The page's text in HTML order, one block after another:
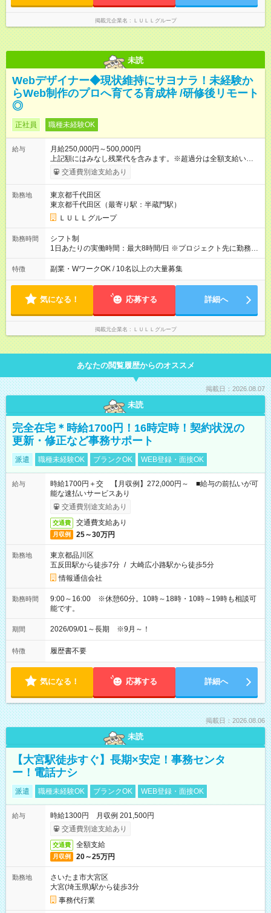
なし残業代を含みます。※超過分は全額支給いたします。 みな
別途支給いたします ※研修期間中（最大12ヶ月間）も、試用期
掲載元企業名 ＬＵＬＬグループ
未読
Webデザイナー◆現状維持にサヨナラ！未経験か
らWeb制作のプロへ育てる育成枠 /研修後リモート
◎
正社員 職種未経験OK
給与
月給250,000円～500,000円
上記額にはみなし残業代を含みます。※超過分は全額支給いたし
ます。 みなし残業代 21,675円／月 みなし残業時間 12時間／月 -
------------------------------------------------------- ≪経験者の方は以下と
万円～＋業績賞与＋交通費＋各種手当 ※固定残業代（30時間/6
万6，610円分）を含む。超過分は追加支給いたします 能力やス
キルを考慮し初任給を決定。経験者の方は前給考慮も可能で
す！ ◎昇給年1回（研修終了後） ◎賞与年2回（2月・8月）＋業
績賞与あり ◤スキルアップも、収入アップも。◢ 入社後の成長
や頑張りは、しっかり給与で還元しています。 実際にほぼ全員
上アップした社員も。 エンジニアへの還元率は業界高水準の
87％。 スキルを磨いた分だけ、収入アップも目指せる環境で
す！ 【試用期間】試用期間あり 試用期間の長さ：6ヶ月 ※ 雇用
形態と給与に、本採用時と異なる部分があります。 雇用形態：
中途採用（契約社員） 給与：月給 230,000円以上 上記額にはみ
なし残業代を含みます。※超過分は全額支給いたします。 みな
別途支給いたします ※研修期間中（最大12ヶ月間）も、試用期
交通費別途支給あり
勤務地
東京都千代田区
東京都千代田区（最寄り駅：半蔵門駅）
ＬＵＬＬグループ
勤務時間
シフト制
1日あたりの実働時間：最大8時間/日 ※プロジェクト先に勤務時
間は異なります 【シフト例】 ・10時00分～19時00分 ・9時00
分～18時00分 平均残業時間：月10時間以内
特徴 副業・WワークOK / 10名以上の大量募集
気になる！ 応募する 詳細へ
掲載元企業名 ＬＵＬＬグループ
あなたの閲覧履歴からのオススメ
掲載日：2026.08.07
未読
完全在宅＊時給1700円！16時定時！契約状況の
更新・修正など事務サポート
派遣 職種未経験OK ブランクOK WEB登録・面接OK
給与
時給1700円＋交 【月収例】272,000円～ ■給与の前払いが可
能な速払いサービスあり
交通費別途支給あり
交通費 交通費支給あり
月収例 25～30万円
勤務地
東京都品川区
五反田駅から徒歩7分 / 大崎広小路駅から徒歩5分
情報通信会社
勤務時間
9:00～16:00 ※休憩60分。10時～18時・10時～19時も相談可
能です。
期間 2026/09/01～長期 ※9月～！
特徴 履歴書不要
気になる！ 応募する 詳細へ
掲載日：2026.08.06
未読
【大宮駅徒歩すぐ】長期×安定！事務センタ
ー！電話ナシ
派遣 職種未経験OK ブランクOK WEB登録・面接OK
給与
時給1300円 月収例 201,500円
交通費別途支給あり
交通費 全額支給
月収例 20～25万円
勤務地
さいたま市大宮区
大宮(埼玉県)駅から徒歩3分
事務代行業